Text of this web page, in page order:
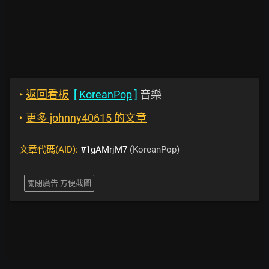
‣ 返回看板 [ KoreanPop] 音樂
‣ 更多 johnny40615 的文章
文章代碼(AID): #1gAMrjM7 (KoreanPop)
關閉廣告 方便截圖